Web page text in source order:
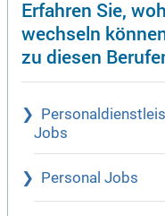
Erfahren Sie,
wechseln
zu diesen
Jobs
Personal Jobs